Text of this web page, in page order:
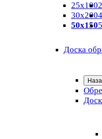
25х100
30х200
50х150
Доска